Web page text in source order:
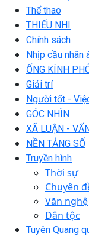
Thể thao
THIẾU NHI
Chính sách
Nhịp cầu nhân
ỐNG KÍNH
Giải trí
Người tốt -
GÓC NHÌN
XÃ LUẬN -
NỀN TẢNG SỐ
Truyền hình
Thời sự
Chuyên
Văn nghệ
Dân tộc
Tuyên Quang